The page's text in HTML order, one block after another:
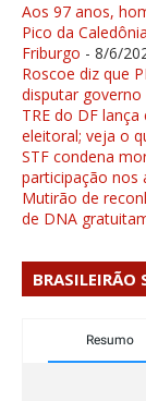
Aos 97 anos,
Pico da
Friburgo - 8/6/
Roscoe diz que
disputar governo
TRE do DF
eleitoral; veja o
STF condena
participação nos
Mutirão de
de DNA
BRASILEIRÃO
Resumo